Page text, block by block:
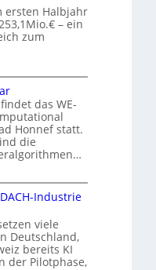
ersten Halbjahr
– ein
zum
das WE-
Honnef statt.
die
Industrie
viele
Deutschland,
bereits KI
der Pilotphase,